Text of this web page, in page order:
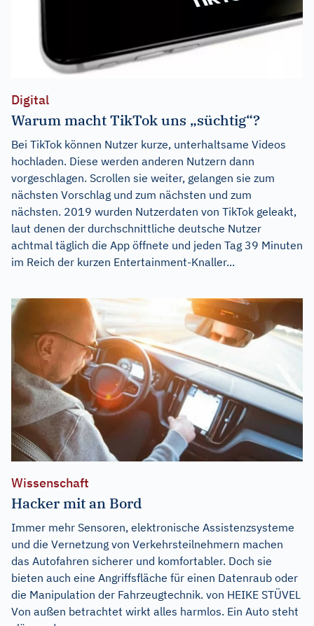
Digital
Warum macht TikTok uns „süchtig“?
Bei TikTok können Nutzer kurze, unterhaltsame Videos
hochladen. Diese werden anderen Nutzern dann
vorgeschlagen. Scrollen sie weiter, gelangen sie zum
nächsten Vorschlag und zum nächsten und zum
nächsten. 2019 wurden Nutzerdaten von TikTok geleakt,
laut denen der durchschnittliche deutsche Nutzer
achtmal täglich die App öffnete und jeden Tag 39 Minuten
im Reich der kurzen Entertainment-Knaller...
Wissenschaft
Hacker mit an Bord
Immer mehr Sensoren, elektronische Assistenzsysteme
und die Vernetzung von Verkehrsteilnehmern machen
das Autofahren sicherer und komfortabler. Doch sie
bieten auch eine Angriffsfläche für einen Datenraub oder
die Manipulation der Fahrzeugtechnik. von HEIKE STÜVEL
Von außen betrachtet wirkt alles harmlos. Ein Auto steht